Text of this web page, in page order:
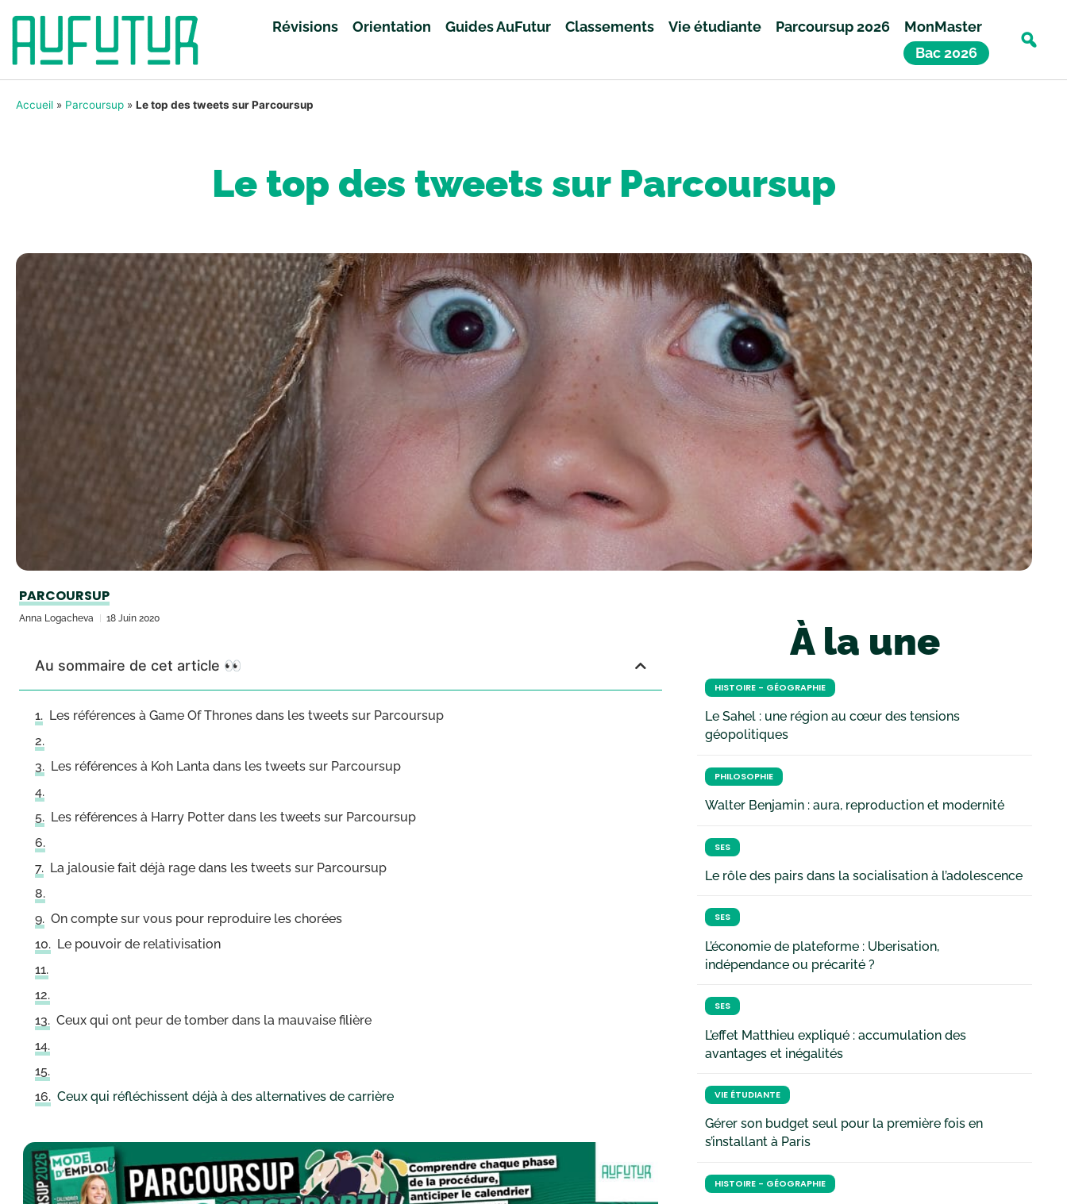
Révisions Orientation Guides AuFutur Classements Vie étudiante Parcoursup 2026
MonMaster
Bac 2026
Accueil » Parcoursup » Le top des tweets sur Parcoursup
Le top des tweets sur Parcoursup
PARCOURSUP
Anna Logacheva 18 Juin 2020
Au sommaire de cet article 👀
Les références à Game Of Thrones dans les tweets sur Parcoursup
Les références à Koh Lanta dans les tweets sur Parcoursup
Les références à Harry Potter dans les tweets sur Parcoursup
La jalousie fait déjà rage dans les tweets sur Parcoursup
On compte sur vous pour reproduire les chorées
Le pouvoir de relativisation
Ceux qui ont peur de tomber dans la mauvaise filière
Ceux qui réfléchissent déjà à des alternatives de carrière
À la une
HISTOIRE - GÉOGRAPHIE
Le Sahel : une région au cœur des tensions
géopolitiques
PHILOSOPHIE
Walter Benjamin : aura, reproduction et modernité
SES
Le rôle des pairs dans la socialisation à l’adolescence
SES
L’économie de plateforme : Uberisation,
indépendance ou précarité ?
SES
L’effet Matthieu expliqué : accumulation des
avantages et inégalités
VIE ÉTUDIANTE
Gérer son budget seul pour la première fois en
s’installant à Paris
HISTOIRE - GÉOGRAPHIE